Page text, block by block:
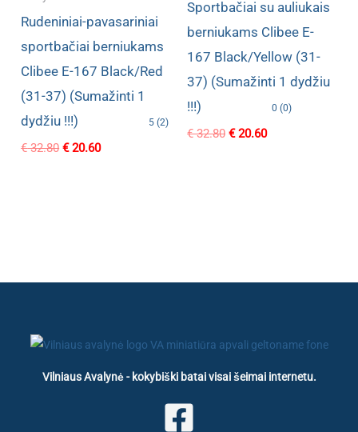
Rudeniniai-pavasariniai
sportbačiai berniukams
Clibee E-167 Black/Red
(31-37) (Sumažinti 1
dydžiu !!!)
5 (2)
€32.80 Original
€20.60Current
Sportbačiai su auliukais
berniukams Clibee E-
167 Black/Yellow (31-
37) (Sumažinti 1 dydžiu
!!!)
0 (0)
€32.80 Original
€20.60Current
Vilniaus Avalynė - kokybiški batai visai šeimai internetu.